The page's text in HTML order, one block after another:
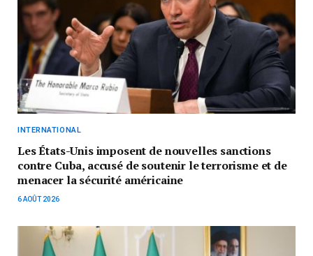
INTERNATIONAL
Les États-Unis imposent de nouvelles sanctions
contre Cuba, accusé de soutenir le terrorisme et de
menacer la sécurité américaine
6 AOÛT 2026